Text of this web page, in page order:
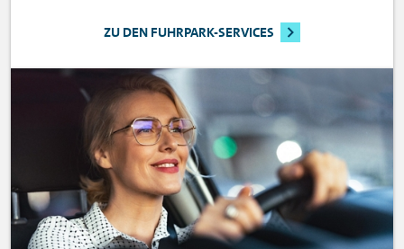
ZU DEN FUHRPARK-SERVICES